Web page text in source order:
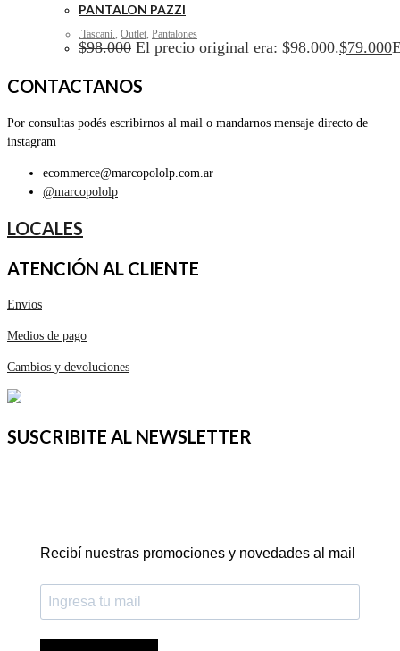
PANTALON PAZZI
.Tascani., Outlet, Pantalones
$98.000 El precio original era: $98.000.$79.000
CONTACTANOS
Por consultas podés escribirnos al mail o mandarnos mensaje directo de
instagram
ecommerce@marcopololp.com.ar
@marcopololp
LOCALES
ATENCIÓN AL CLIENTE
Envíos
Medios de pago
Cambios y devoluciones
SUSCRIBITE AL NEWSLETTER
Recibí nuestras promociones y novedades al mail